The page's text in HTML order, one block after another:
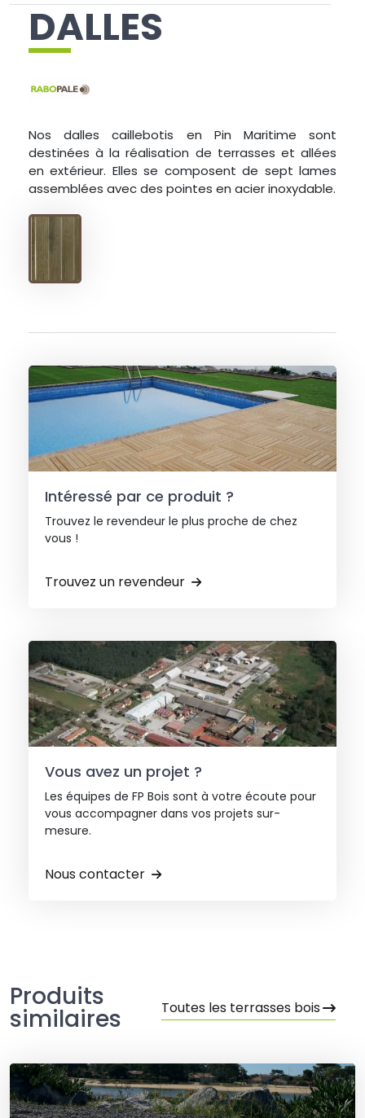
DALLES
Nos dalles caillebotis en Pin Maritime sont
destinées à la réalisation de terrasses et allées
en extérieur. Elles se composent de sept lames
assemblées avec des pointes en acier inoxydable.
Intéressé par ce produit ?
Trouvez le revendeur le plus proche de chez
vous !
Trouvez un revendeur
Vous avez un projet ?
Les équipes de FP Bois sont à votre écoute pour
vous accompagner dans vos projets sur-
mesure.
Nous contacter
Produits
similaires Toutes les terrasses bois